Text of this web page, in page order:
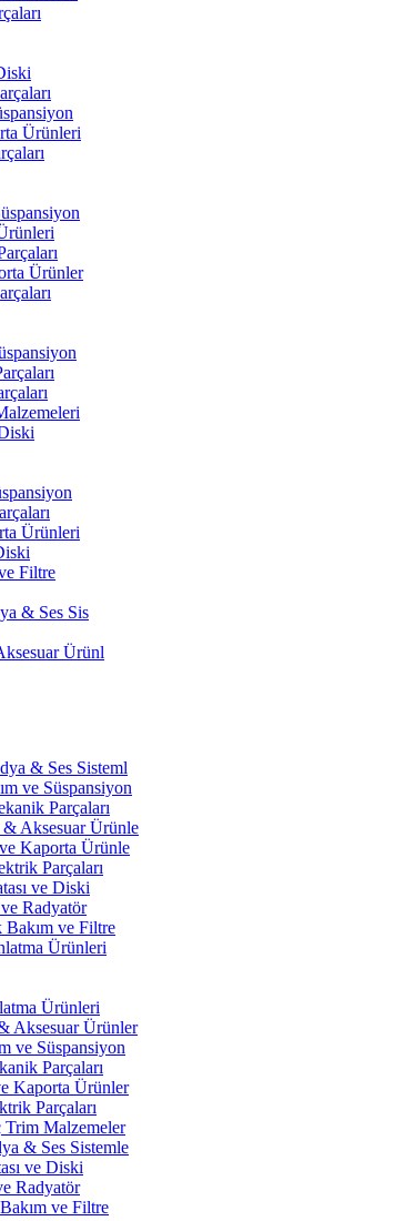
Ürünleri
Ürünler
Ürünleri
Filtre
& Ses Sis
Ürünl
& Ses Sisteml
ve Süspansiyon
Parçaları
Aksesuar Ürünle
Kaporta Ürünle
Parçaları
ve Diski
Radyatör
ve Filtre
Ürünleri
Ürünleri
Aksesuar Ürünler
ve Süspansiyon
Parçaları
Kaporta Ürünler
Parçaları
Trim Malzemeler
& Ses Sistemle
ve Diski
Radyatör
ve Filtre